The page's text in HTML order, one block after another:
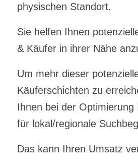
physischen Standort.
Sie helfen Ihnen
& Käufer in ihrer Nähe
Um mehr dieser
Käuferschichten zu
Ihnen bei der Optimierung
für lokal/regionale
Das kann Ihren Umsatz